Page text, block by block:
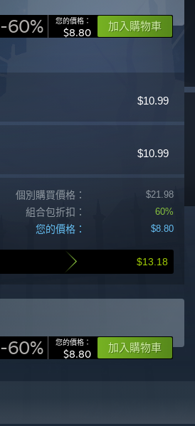
-60% 您的價格：
$8.80 加入購物車
$10.99
$10.99
$21.98
個別購買價格：
60%
組合包折扣：
$8.80
您的價格：
$13.18
-60% 您的價格：
$8.80 加入購物車